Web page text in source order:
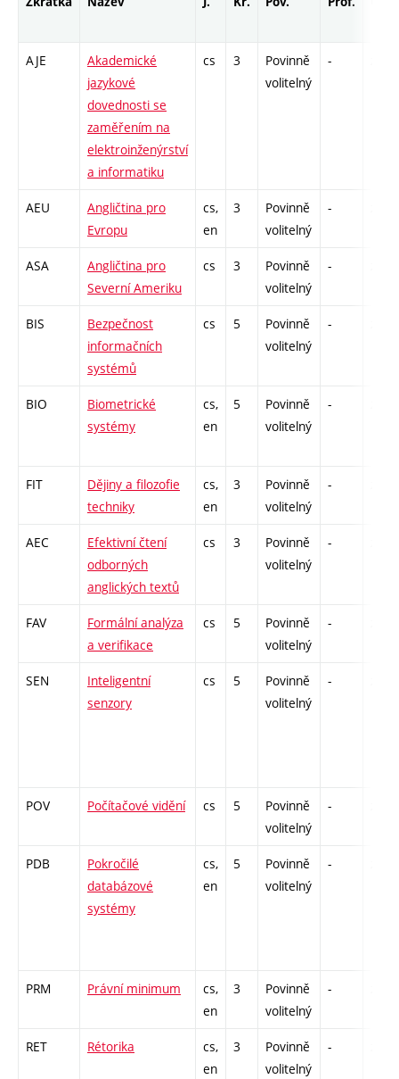
AJE
Akademické
jazykové
dovednosti se
zaměřením na
elektroinženýrství
a informatiku
cs 3
Povinně
volitelný
-
AEU
Angličtina pro
Evropu
cs,
en
3
Povinně
volitelný
-
ASA
Angličtina pro
Severní Ameriku
cs 3
Povinně
volitelný
-
BIS
Bezpečnost
informačních
systémů
cs 5
Povinně
volitelný
-
BIO
Biometrické
systémy
cs,
en
5
Povinně
volitelný
-
FIT
Dějiny a filozofie
techniky
cs,
en
3
Povinně
volitelný
-
AEC
Efektivní čtení
odborných
anglických textů
cs 3
Povinně
volitelný
-
FAV
Formální analýza
a verifikace
cs 5
Povinně
volitelný
-
SEN
Inteligentní
senzory
cs 5
Povinně
volitelný
-
POV Počítačové vidění cs 5
Povinně
volitelný
-
PDB
Pokročilé
databázové
systémy
cs,
en
5
Povinně
volitelný
-
PRM Právní minimum
cs,
en
3
Povinně
volitelný
-
RET Rétorika
cs,
en
3
Povinně
volitelný
-